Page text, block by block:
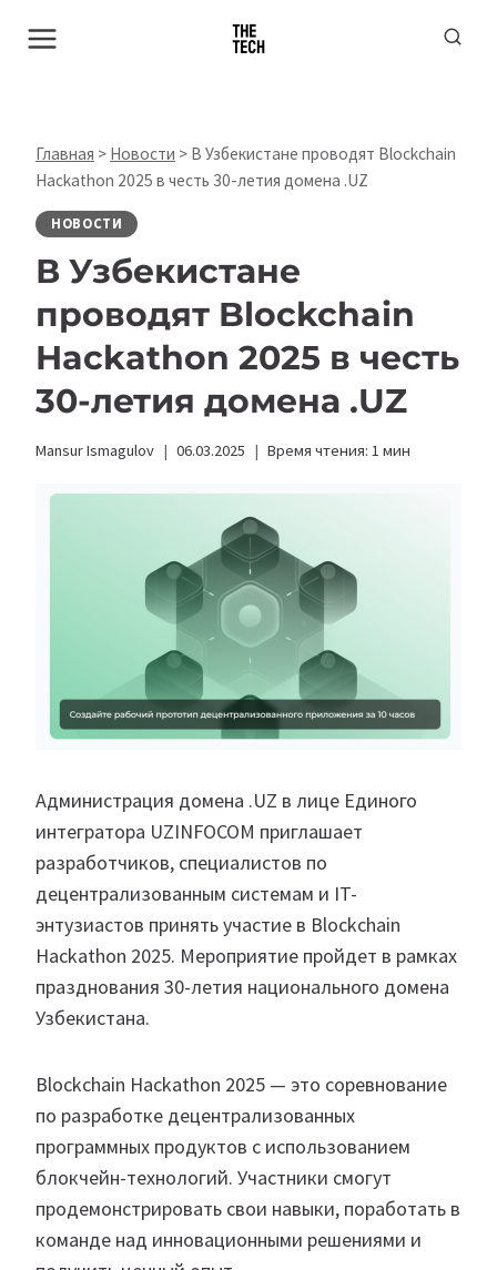
Главная > Новости > В Узбекистане проводят Blockchain
Hackathon 2025 в честь 30-летия домена .UZ
НОВОСТИ
В Узбекистане
проводят Blockchain
Hackathon 2025 в честь
30-летия домена .UZ
Mansur Ismagulov 06.03.2025 Время чтения: 1 мин
Администрация домена .UZ в лице Единого
интегратора UZINFOCOM приглашает
разработчиков, специалистов по
децентрализованным системам и IT-
энтузиастов принять участие в Blockchain
Hackathon 2025. Мероприятие пройдет в рамках
празднования 30-летия национального домена
Узбекистана.
Blockchain Hackathon 2025 — это соревнование
по разработке децентрализованных
программных продуктов с использованием
блокчейн-технологий. Участники смогут
продемонстрировать свои навыки, поработать в
команде над инновационными решениями и